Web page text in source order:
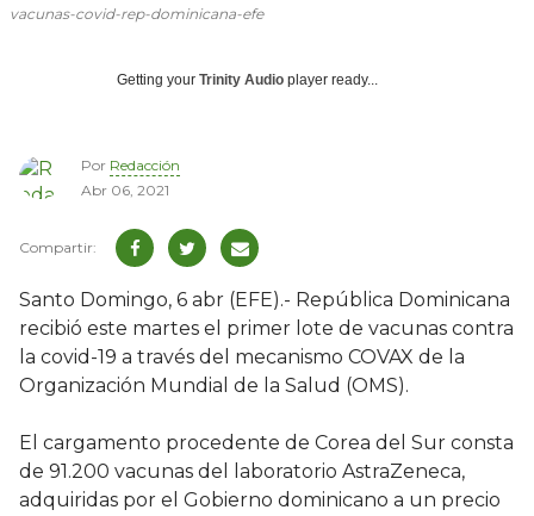
vacunas-covid-rep-dominicana-efe
Getting your Trinity Audio player ready...
Por Redacción
Abr 06, 2021
Santo Domingo, 6 abr (EFE).- República Dominicana
recibió este martes el primer lote de vacunas contra
la covid-19 a través del mecanismo COVAX de la
Organización Mundial de la Salud (OMS).
El cargamento procedente de Corea del Sur consta
de 91.200 vacunas del laboratorio AstraZeneca,
adquiridas por el Gobierno dominicano a un precio